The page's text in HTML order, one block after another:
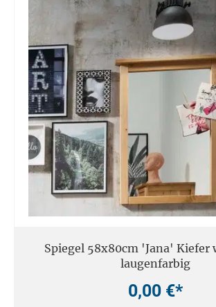
Spiegel 58x80cm 'Jana' Kiefer
laugenfarbig
0,00 €*